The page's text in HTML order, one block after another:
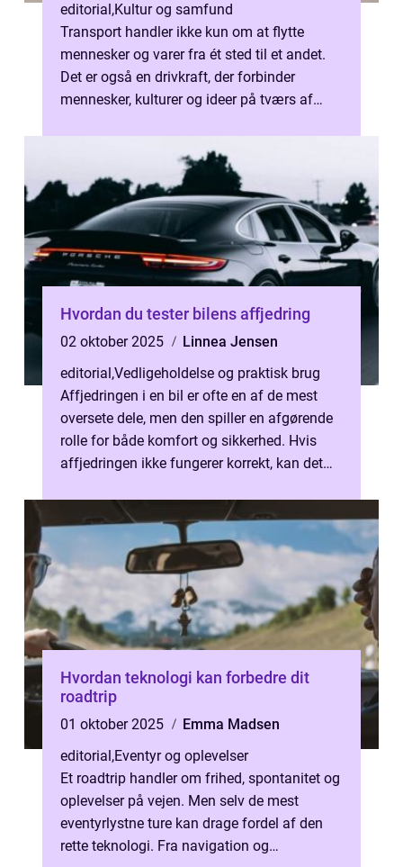
editorial,Kultur og samfund
Transport handler ikke kun om at flytte
mennesker og varer fra ét sted til et andet.
Det er også en drivkraft, der forbinder
mennesker, kulturer og ideer på tværs af
Hvordan du tester bilens affjedring
02 oktober 2025
Linnea Jensen
editorial,Vedligeholdelse og praktisk brug
Affjedringen i en bil er ofte en af de mest
oversete dele, men den spiller en afgørende
rolle for både komfort og sikkerhed. Hvis
affjedringen ikke fungerer korrekt, kan det
Hvordan teknologi kan forbedre dit
roadtrip
01 oktober 2025
Emma Madsen
editorial,Eventyr og oplevelser
Et roadtrip handler om frihed, spontanitet og
oplevelser på vejen. Men selv de mest
eventyrlystne ture kan drage fordel af den
rette teknologi. Fra navigation og